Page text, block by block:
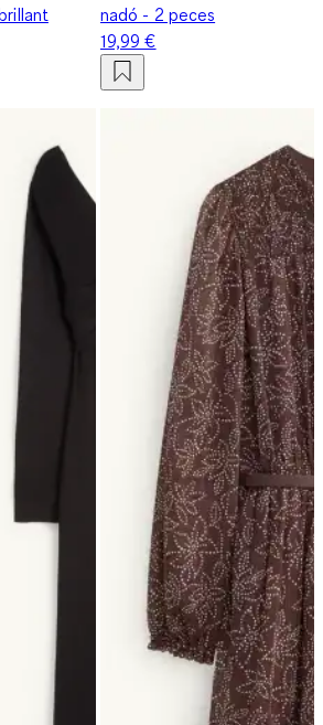
nadó - 2 peces
19,99 €